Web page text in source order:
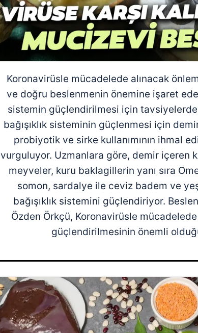
Koronavirüsle mücadelede alınacak
ve doğru beslenmenin önemine işaret
sistemin güçlendirilmesi için
bağışıklık sisteminin güçlenmesi için
probiyotik ve sirke kullanımının ihmal
vurguluyor. Uzmanlara göre, demir içeren
meyveler, kuru baklagillerin yanı sıra
somon, sardalye ile ceviz badem ve
bağışıklık sistemini güçlendiriyor.
Özden Örkçü, Koronavirüsle mücadelede
güçlendirilmesinin önemli